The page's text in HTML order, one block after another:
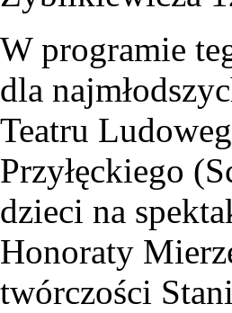
W programie
dla
Teatru
Przyłęckiego
dzieci na
Honoraty
twórczości